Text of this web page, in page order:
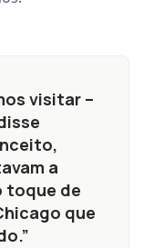
visitar –
a
toque de
que